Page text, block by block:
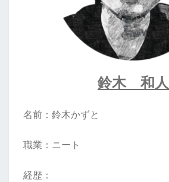
鈴木 和人
名前：鈴木かずと
職業：ニート
経歴：